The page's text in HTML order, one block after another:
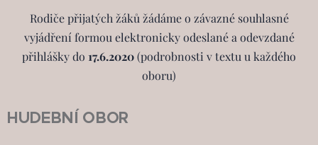
Rodiče přijatých žáků žádáme o závazné souhlasné
vyjádření formou elektronicky odeslané a odevzdané
přihlášky do 17.6.2020(podrobnosti v textu u každého
oboru)
HUDEBNÍ OBOR